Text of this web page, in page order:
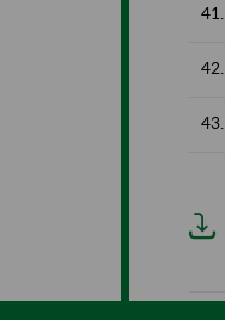
41.
42.
43.